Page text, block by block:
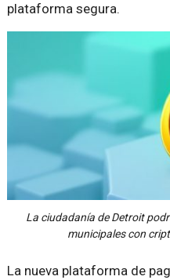
plataforma segura.
La ciudadanía de Detroit
municipales con
La nueva plataforma de